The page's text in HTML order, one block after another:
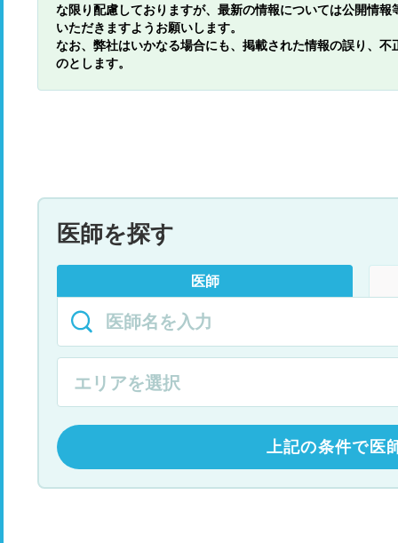
な限り配慮しておりますが、最新の情報については公開情
いただきますようお願いします。
なお、弊社はいかなる場合にも、掲載された情報の誤り、
のとします。
医師を探す
医師
上記の条件で医